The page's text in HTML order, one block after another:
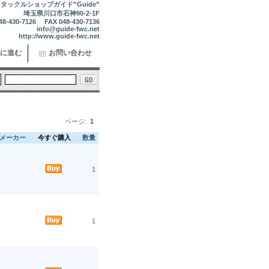
タックルショップガイド”Guide”
埼玉県川口市石神90-2-1F
430-7126 FAX 048-430-7136
info@guide-fwc.net
http://www.guide-fwc.net
進む お問い合わせ
ページ: 1
メーカー 今すぐ購入 数量
1
1